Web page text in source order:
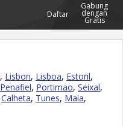
Daftar
Gabung
dengan
Gratis
, Lisbon, Lisboa, Estoril,
Penafiel, Portimao, Seixal,
Calheta, Tunes, Maia,